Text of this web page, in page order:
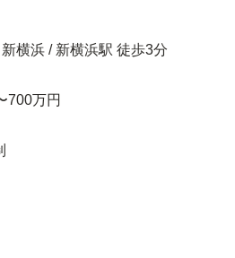
横浜 / 新横浜駅 徒歩3分
700万円